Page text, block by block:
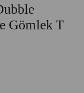
Gömlek T